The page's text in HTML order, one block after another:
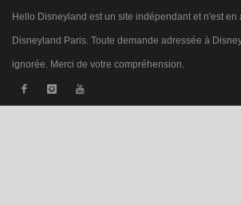
Hello Disneyland est un site indépendant et n'est en
Disneyland Paris. Toute demande adressée à
ignorée. Merci de votre compréhension.